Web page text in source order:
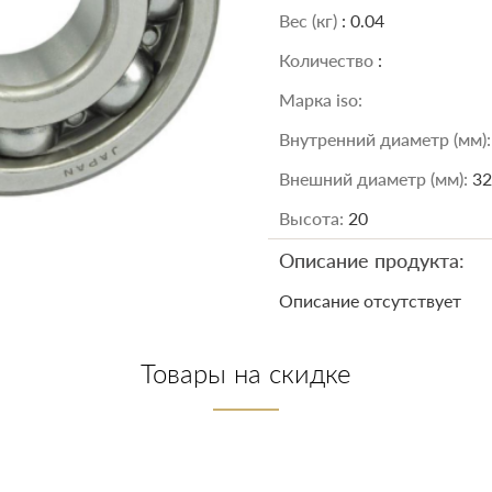
Вес (кг) : 0.04
Количество :
Марка iso:
Внутренний диаметр
Внешний диаметр (мм): 32
Высота: 20
Описание продукта:
Описание отсутствует
Товары на скидке